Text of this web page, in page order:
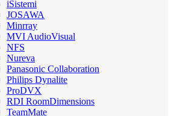
iSistemi
JOSAWA
Minrray
MVI AudioVisual
NFS
Nureva
Panasonic Collaboration
Philips Dynalite
ProDVX
RDI RoomDimensions
TeamMate